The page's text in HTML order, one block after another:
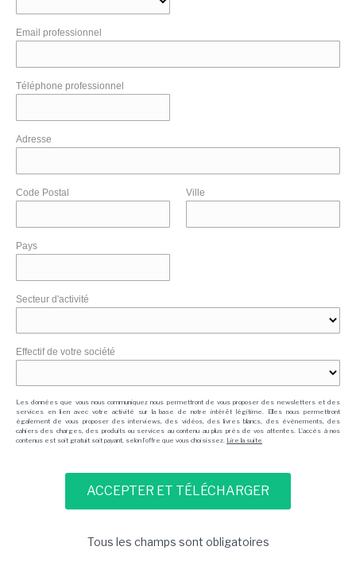
Email professionnel
Téléphone professionnel
Adresse
Code Postal Ville
Pays
Secteur d'activité
Effectif de votre société
Les données que vous nous communiquez nous permettront de vous proposer des newsletters et des
services en lien avec votre activité sur la base de notre intérêt légitime. Elles nous permettront
également de vous proposer des interviews, des vidéos, des livres blancs, des événements, des
cahiers des charges, des produits ou services au contenu au plus près de vos attentes. L'accès à nos
contenus est soit gratuit soit payant, selon l'offre que vous choisissez. Lire la suite
Tous les champs sont obligatoires